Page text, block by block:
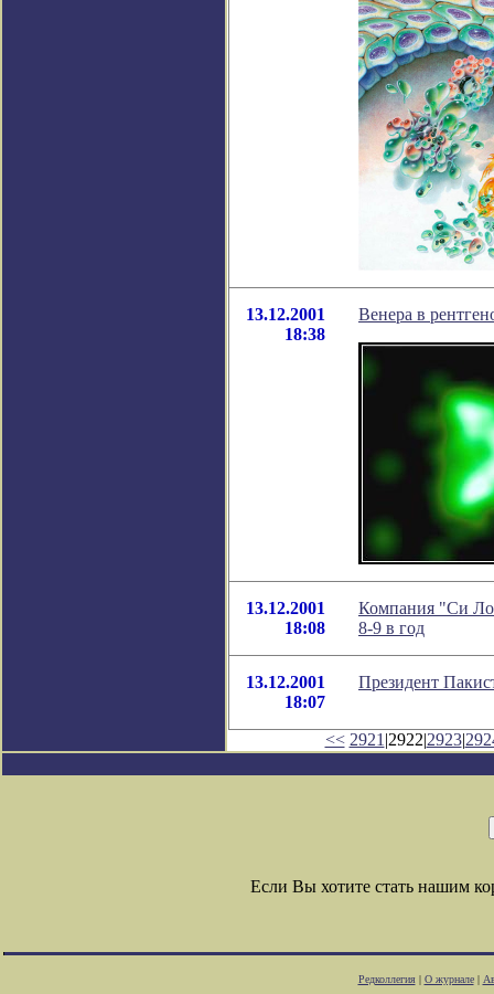
13.12.2001
18:38
Венера в
13.12.2001
18:08
Компания "Си
8-9 в год
13.12.2001
18:07
Президент
<< 2921 |2922|2923|
Если Вы хотите стать нашим
Редколлегия| О журнале|